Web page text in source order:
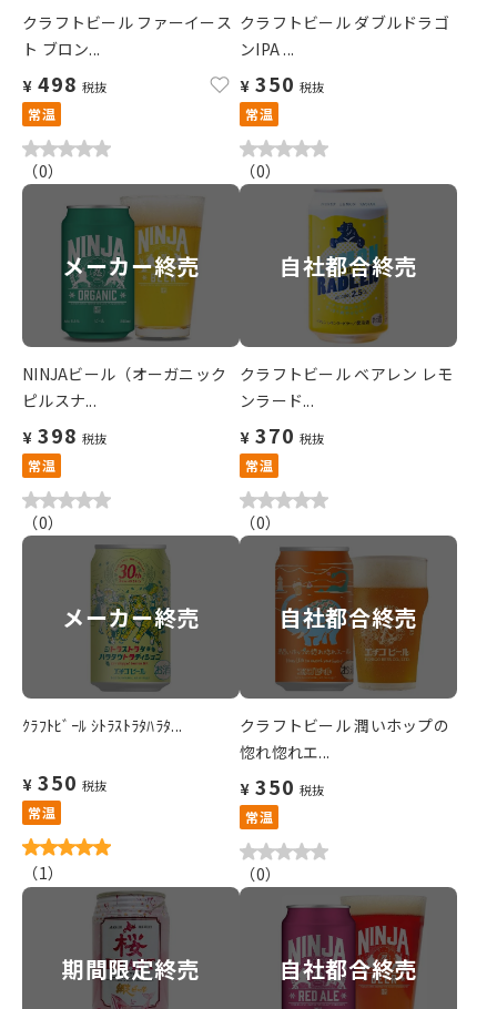
クラフトビール ファーイース
ト ブロン...
¥ 498 税抜
常温
（0）
クラフトビール ダブルドラゴ
ンIPA ...
¥ 350 税抜
常温
（0）
メーカー終売
NINJAビール（オーガニック
ピルスナ...
¥ 398 税抜
常温
（0）
自社都合終売
クラフトビール ベアレン レモ
ンラード...
¥ 370 税抜
常温
（0）
メーカー終売
ｸﾗﾌﾄﾋﾞｰﾙ ｼﾄﾗｽﾄﾗﾀﾊﾗﾀ...
¥ 350 税抜
常温
（1）
自社都合終売
クラフトビール 潤いホップの
惚れ惚れエ...
¥ 350 税抜
常温
（0）
期間限定終売 自社都合終売